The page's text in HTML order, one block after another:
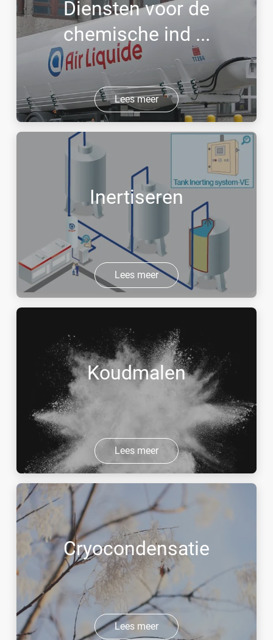
Diensten voor de
chemische ind ...
Lees meer
Inertiseren
Lees meer
Koudmalen
Lees meer
Cryocondensatie
Lees meer